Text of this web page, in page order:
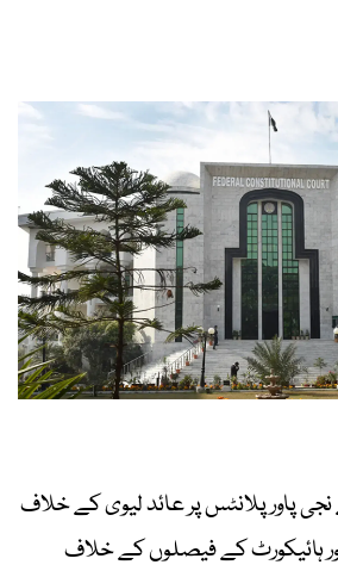
پاور پلانٹس پر عائد لیوی کے خلاف
ہائیکورٹ کے فیصلوں کے خلاف